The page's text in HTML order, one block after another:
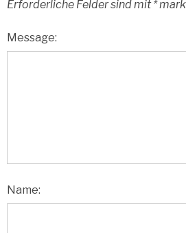
Erforderliche Felder sind mit*
Message:
Name: